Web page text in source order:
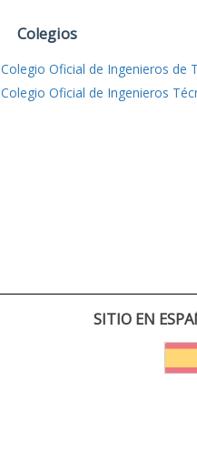
Colegios
Colegio Oficial de Ingenieros de
Colegio Oficial de Ingenieros
SITIO EN